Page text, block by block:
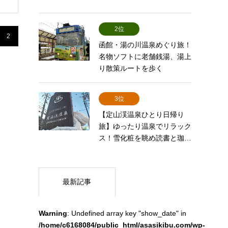
2
2位
函館・湯の川温泉めぐり旅！
名物ソフトに老舗銭湯、湯上
り散策ルートを歩く
3位
【定山渓温泉ひとり日帰り
旅】ゆったり温泉でリラック
ス！雪化粧を眺め読書と珈…
最新記事
Warning: Undefined array key "show_date" in
/home/c6168084/public_html/asasikibu.com/wp-